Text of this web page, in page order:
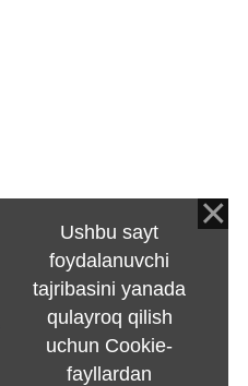
Ushbu sayt
foydalanuvchi
tajribasini yanada
qulayroq qilish
uchun Cookie-
fayllardan